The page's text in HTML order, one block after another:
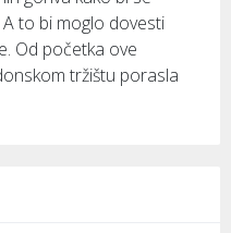
to bi moglo dovesti
Od početka ove
tržištu porasla